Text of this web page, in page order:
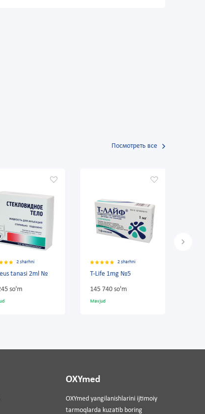
Посмотреть все
T-Life 1mg №5
OXYmed
OXYmed yangilanishlarini ijtimoiy
tarmoqlarda kuzatib boring